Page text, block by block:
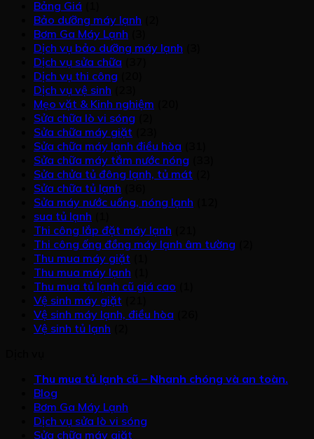
SỰ
MINH
BẠCH
LÀ
ƯU
TIÊN
HÀNG
ĐẦU?
Chính
Bảng Giá
Bảo dưỡng máy lạnh
Bơm Ga Máy Lạnh
Dịch vụ bảo dưỡng máy lạnh
Dịch vụ sửa chữa
Dịch vụ thi công
Dịch vụ vệ sinh
Mẹo vặt & Kinh nghiệm
Sửa chữa lò vi sóng
Sửa chữa máy giặt
Sửa chữa máy lạnh điều hòa
Sửa chữa máy tắm nước nóng
Sửa chửa tủ đông lạnh, tủ mát
Sửa chữa tủ lạnh
Sửa máy nước uống, nóng lạnh
sua tủ lạnh
Thi công lắp đặt máy lạnh
Thi công ống đồng máy lạnh âm tường
Thu mua máy giặt
Thu mua máy lạnh
Thu mua tủ lạnh cũ giá cao
Vệ sinh máy giặt
Vệ sinh máy lạnh, điều hòa
Vệ sinh tủ lạnh
Thu mua tủ lạnh cũ – Nhanh chóng và an toàn.
Blog
Bơm Ga Máy Lạnh
Dịch vụ sửa lò vi sóng
Sửa chữa máy giặt